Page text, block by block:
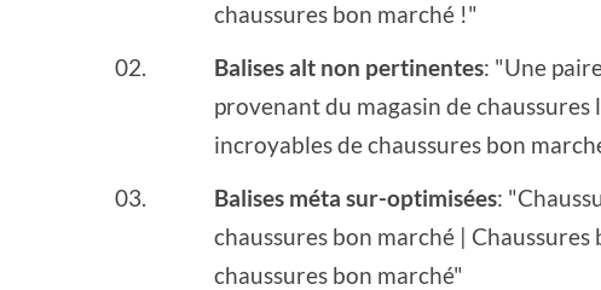
chaussures bon marché !"
Balises alt non pertinentes: "Une
provenant du magasin de
incroyables de chaussures bon
Balises méta sur-optimisées:
chaussures bon marché |
chaussures bon marché"